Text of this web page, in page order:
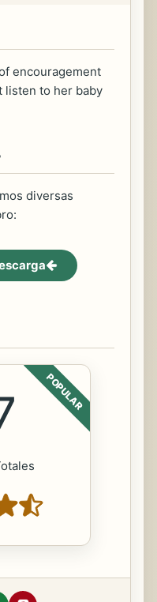
encouragement
listen to her baby
diversas
POPULAR